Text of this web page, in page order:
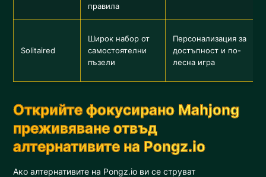
правила
Solitaired
Широк набор от
самостоятелни
пъзели
Персонализация за
достъпност и по-
лесна игра
Открийте фокусирано Mahjong
преживяване отвъд
алтернативите на Pongz.io
Ако алтернативите на Pongz.io ви се струват